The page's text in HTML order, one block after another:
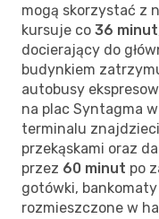
mogą skorzystać z
kursuje co 36 minut
docierający do
budynkiem
autobusy
na plac Syntagma w
terminalu
przekąskami oraz
przez 60 minut po
gotówki,
rozmieszczone w